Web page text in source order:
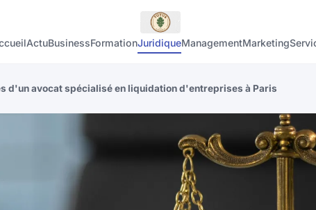
ActuBusinessFormationJuridiqueManagementMarketing
d'un avocat spécialisé en liquidation d'entreprises à Paris